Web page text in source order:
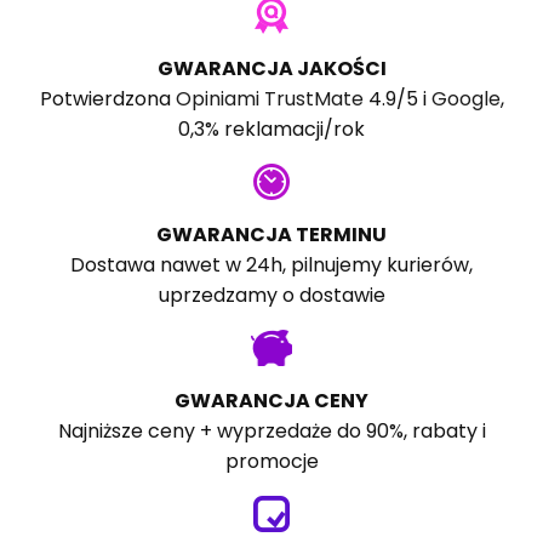
GWARANCJA JAKOŚCI
PotwierdzonaOpiniami TrustMate4.9/5 iGoogle,
0,3% reklamacji/rok
GWARANCJA TERMINU
Dostawa nawet w 24h, pilnujemy kurierów,
uprzedzamy o dostawie
GWARANCJA CENY
Najniższe ceny + wyprzedaże do 90%, rabaty i
promocje